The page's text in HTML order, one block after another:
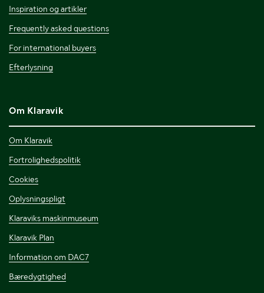
Inspiration og artikler
Frequently asked questions
For international buyers
Efterlysning
Om Klaravik
Om Klaravik
Fortrolighedspolitik
Cookies
Oplysningspligt
Klaraviks maskinmuseum
Klaravik Plan
Information om DAC7
Bæredygtighed